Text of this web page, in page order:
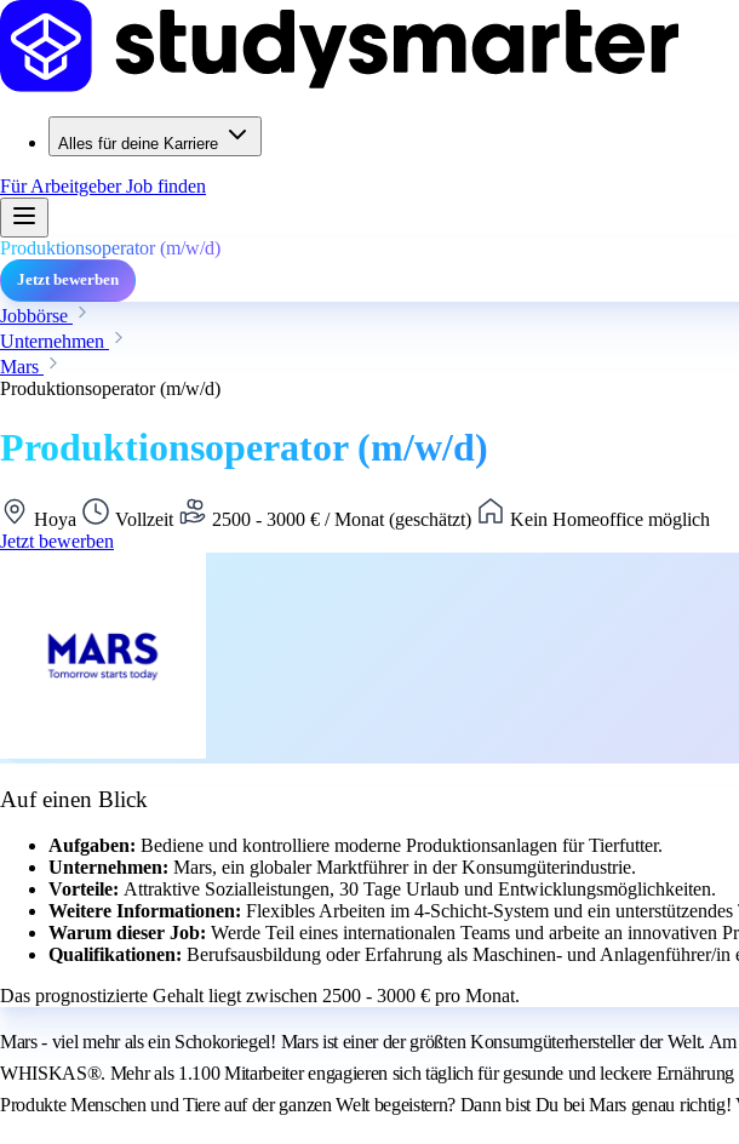
Alles für deine Karriere
Für ArbeitgeberJob finden
Produktionsoperator (m/w/d)
Jetzt bewerben
Jobbörse
Unternehmen
Mars
Produktionsoperator (m/w/d)
Produktionsoperator (m/w/d)
Hoya Vollzeit 2500 - 3000 € / Monat (geschätzt)
Kein Homeoffice möglich
Jetzt bewerben
Auf einen Blick
Aufgaben: Bediene und kontrolliere moderne Produktionsanlagen für Tierfutter.
Unternehmen: Mars, ein globaler Marktführer in der Konsumgüterindustrie.
Vorteile: Attraktive Sozialleistungen, 30 Tage Urlaub und Entwicklungsmöglichkeiten.
Weitere Informationen: Flexibles Arbeiten im 4-Schicht-System und ein unterstützendes
Warum dieser Job: Werde Teil eines internationalen Teams und arbeite an innovativen
Qualifikationen: Berufsausbildung oder Erfahrung als Maschinen- und Anlagenführer/in
Das prognostizierte Gehalt liegt zwischen 2500 - 3000 € pro Monat.
Mars - viel mehr als ein Schokoriegel! Mars ist einer der größten Konsumgüterhersteller der
WHISKAS®. Mehr als 1.100 Mitarbeiter engagieren sich täglich für gesunde und leckere
Produkte Menschen und Tiere auf der ganzen Welt begeistern? Dann bist Du bei Mars genau